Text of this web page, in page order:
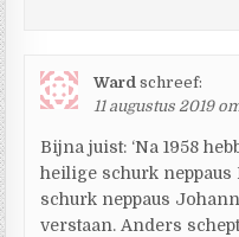
Ward schreef:
11 augustus 2019
Bijna juist: ‘Na 1958
heilige schurk neppaus
schurk neppaus
verstaan. Anders